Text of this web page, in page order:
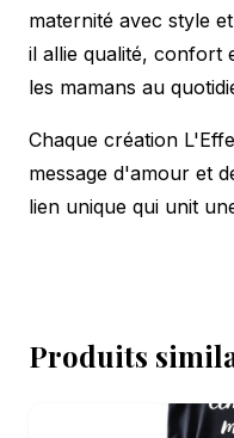
maternité avec style
il allie qualité, confort
les mamans au
Chaque création
message d'amour et
lien unique qui unit
Produits